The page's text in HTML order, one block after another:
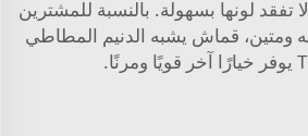
تفقد لونها بسهولة. بالنسبة للمشترين
ومتين، قماش يشبه الدنيم المطاطي
يوفر خيارًا آخر قويًا ومرنًا.